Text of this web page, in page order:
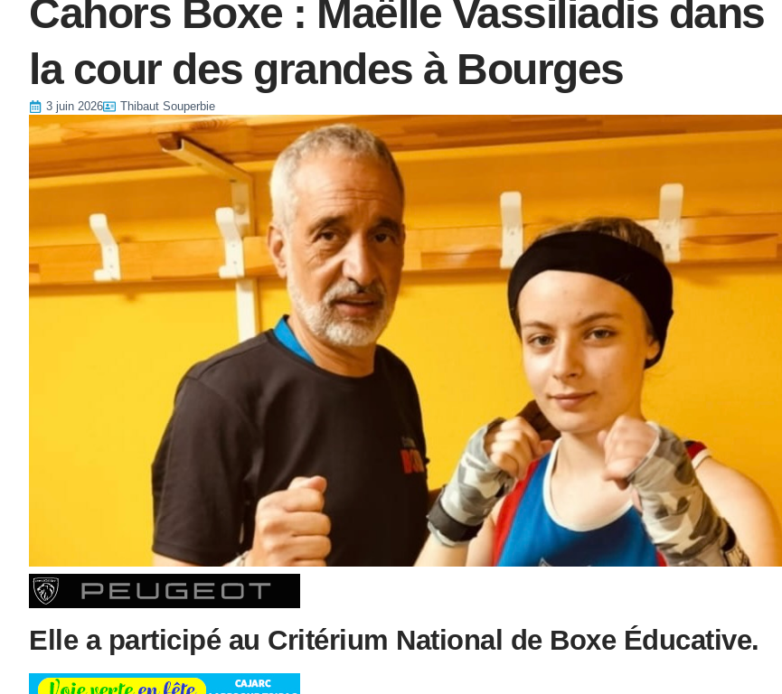
Cahors Boxe : Maëlle Vassiliadis dans
la cour des grandes à Bourges
3 juin 2026 Thibaut Souperbie
Elle a participé au Critérium National de Boxe Éducative.